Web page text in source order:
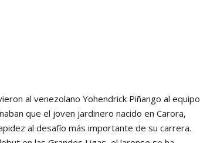
al venezolano Yohendrick Piñango al equipo
que el joven jardinero nacido en Carora,
al desafío más importante de su carrera.